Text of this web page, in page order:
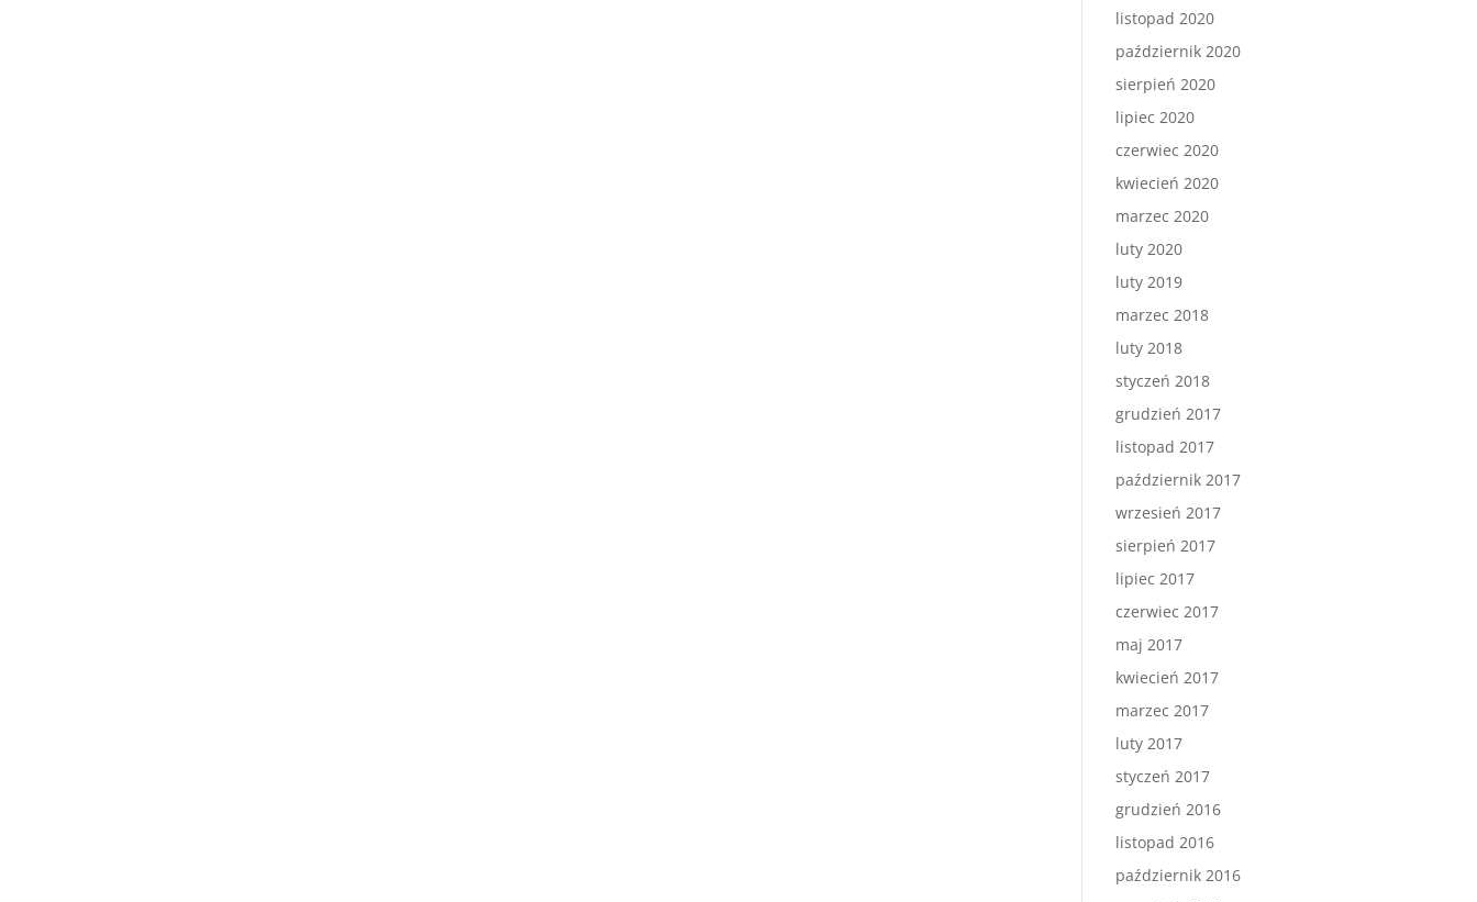
listopad 2020
październik 2020
sierpień 2020
lipiec 2020
czerwiec 2020
kwiecień 2020
marzec 2020
luty 2020
luty 2019
marzec 2018
luty 2018
styczeń 2018
grudzień 2017
listopad 2017
październik 2017
wrzesień 2017
sierpień 2017
lipiec 2017
czerwiec 2017
maj 2017
kwiecień 2017
marzec 2017
luty 2017
styczeń 2017
grudzień 2016
listopad 2016
październik 2016